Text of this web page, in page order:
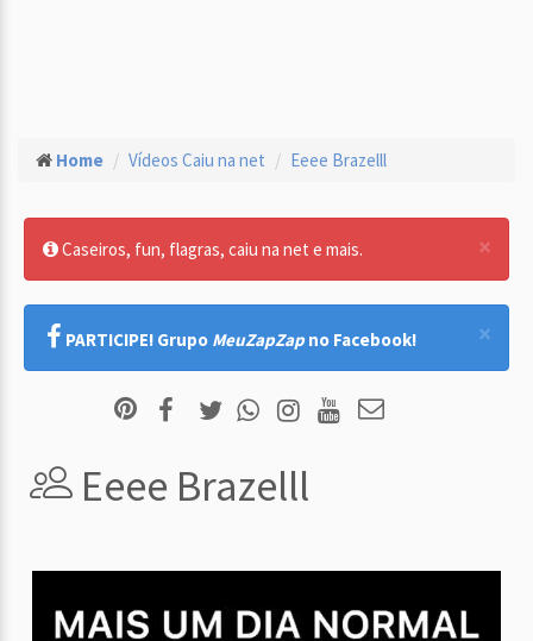
Home Vídeos Caiu na net Eeee Brazelll
×
Caseiros, fun, flagras, caiu na net e mais.
×
PARTICIPE! Grupo MeuZapZap no Facebook!
Eeee Brazelll